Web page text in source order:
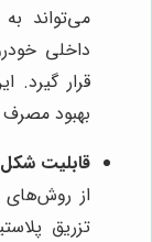
می‌تواند
داخلی
قرار گیرد.
بهبود
قابلیت
از روش‌های
تزریق